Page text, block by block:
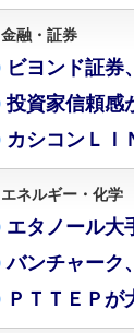
金融・証券
ビヨンド証券
投資家信頼感
カシコンＬＩ
エネルギー・化学
エタノール大
バンチャーク
ＰＴＴＥＰ